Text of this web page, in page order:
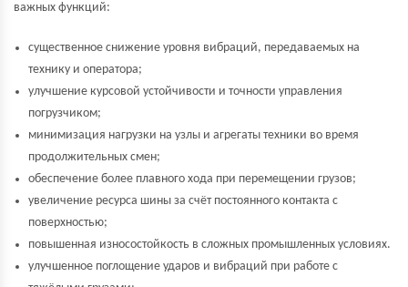
важных функций:
существенное снижение уровня вибраций, передаваемых на
технику и оператора;
улучшение курсовой устойчивости и точности управления
погрузчиком;
минимизация нагрузки на узлы и агрегаты техники во время
продолжительных смен;
обеспечение более плавного хода при перемещении грузов;
увеличение ресурса шины за счёт постоянного контакта с
поверхностью;
повышенная износостойкость в сложных промышленных условиях.
улучшенное поглощение ударов и вибраций при работе с